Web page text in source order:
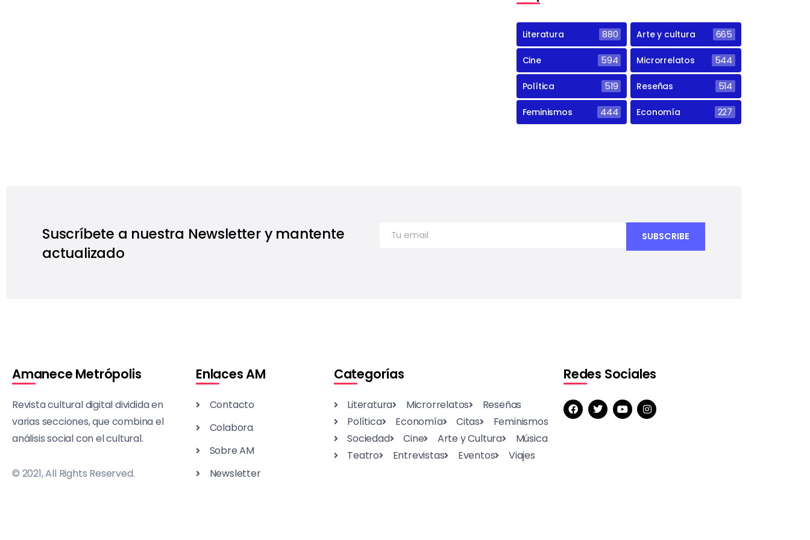
Literatura 880 Arte y cultura 665
Cine 594 Microrrelatos 544
Política 519 Reseñas 514
Feminismos 444 Economía 227
Suscríbete a nuestra Newsletter y mantente
actualizado
Amanece Metrópolis
Revista cultural digital dividida en
varias secciones, que combina el
análisis social con el cultural.
© 2021, All Rights Reserved.
Enlaces AM
Contacto
Colabora
Sobre AM
Newsletter
Categorías
Literatura Microrrelatos
Reseñas
Política
Economía Citas
Feminismos
Sociedad
Cine Arte y Cultura
Música
Teatro
Entrevistas Eventos Viajes
Redes Sociales